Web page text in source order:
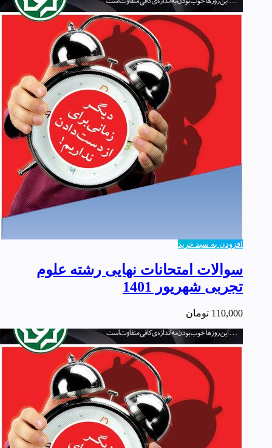
افزودن به سبد خرید
سوالات امتحانات نهایی رشته علوم
تجربی شهریور 1401
110,000 تومان